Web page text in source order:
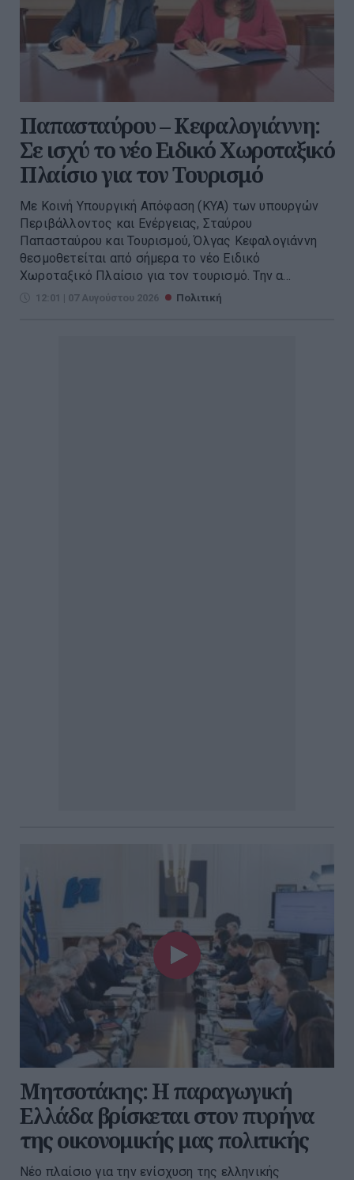
Παπασταύρου – Κεφαλογιάννη:
Σε ισχύ το νέο Ειδικό Χωροταξικό
Πλαίσιο για τον Τουρισμό
Με Κοινή Υπουργική Απόφαση (ΚΥΑ) των υπουργών
Περιβάλλοντος και Ενέργειας, Σταύρου
Παπασταύρου και Τουρισμού, Όλγας Κεφαλογιάννη
θεσμοθετείται από σήμερα το νέο Ειδικό
Χωροταξικό Πλαίσιο για τον τουρισμό. Την α...
12:01 | 07 Αυγούστου 2026 Πολιτική
Μητσοτάκης: Η παραγωγική
Ελλάδα βρίσκεται στον πυρήνα
της οικονομικής μας πολιτικής
Νέο πλαίσιο για την ενίσχυση της ελληνικής